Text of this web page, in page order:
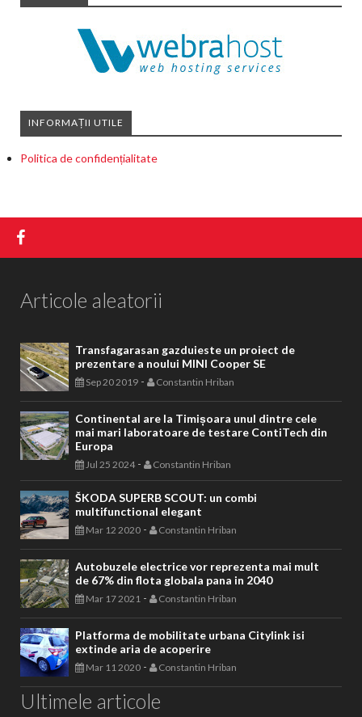
INFORMAȚII UTILE
Politica de confidențialitate
Articole aleatorii
Transfagarasan gazduieste un proiect de
prezentare a noului MINI Cooper SE
Sep 20 2019 - Constantin Hriban
Continental are la Timișoara unul dintre cele
mai mari laboratoare de testare ContiTech din
Europa
Jul 25 2024- Constantin Hriban
ŠKODA SUPERB SCOUT: un combi
multifunctional elegant
Mar 12 2020 - Constantin Hriban
Autobuzele electrice vor reprezenta mai mult
de 67% din flota globala pana in 2040
Mar 17 2021 - Constantin Hriban
Platforma de mobilitate urbana Citylink isi
extinde aria de acoperire
Mar 11 2020 - Constantin Hriban
Ultimele articole